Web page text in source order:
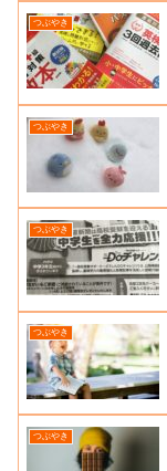
つぶやき
つぶやき
つぶやき
つぶやき
つぶやき